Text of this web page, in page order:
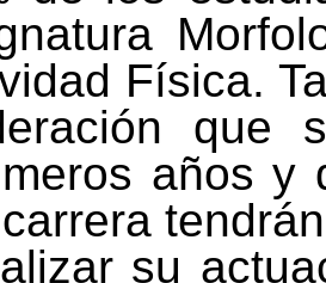
Física.
que
años y
su